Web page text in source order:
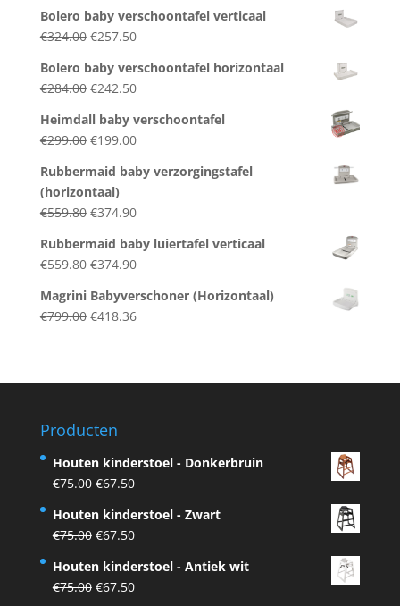
was:
€1,130.00.
is:
Bolero baby verschoontafel verticaal
€324.00 Original
was:
€324.00.
€257.50Current
is:
€257.50.
Bolero baby verschoontafel horizontaal
€284.00 Original
was:
€284.00.
€242.50Current
is:
€242.50.
Heimdall baby verschoontafel
€299.00 Original
was:
€299.00.
€199.00Current
is:
Rubbermaid baby verzorgingstafel
(horizontaal)
€559.80 Original
was:
€559.80.
€374.90Current
is:
€374.90.
Rubbermaid baby luiertafel verticaal
€559.80 Original
was:
€559.80.
€374.90Current
is:
€374.90.
Magrini Babyverschoner (Horizontaal)
€799.00 Original
€418.36Current
Producten
Houten kinderstoel - Donkerbruin
€75.00 Original
was:
€75.00.
€67.50Current
is:
€67.50.
Houten kinderstoel - Zwart
€75.00 Original
was:
€75.00.
€67.50Current
is:
€67.50.
Houten kinderstoel - Antiek wit
€75.00 Original
€67.50Current